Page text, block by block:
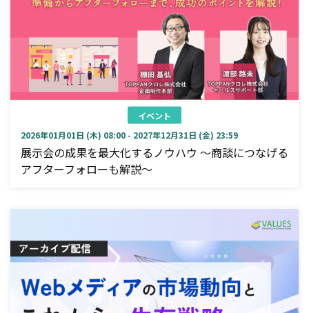
イベント
2026年01月01日 (木) 08:00 - 2027年12月31日 (金) 23:59
展示会の成果を最大化するノウハウ ～商談につなげる
アフターフォローも解説～